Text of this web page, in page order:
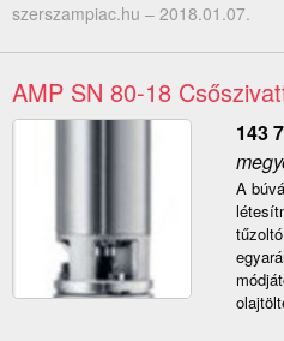
szerszampiac.hu – 2018.01.07.
AMP SN 80-18
143
A